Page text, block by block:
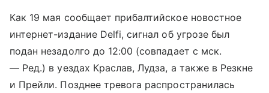
Как 19 мая сообщает прибалтийское новостное
интернет-издание Delfi, сигнал об угрозе был
подан незадолго до 12:00 (совпадает с мск.
— Ред.) в уездах Краслав, Лудза, а также в Резкне
и Прейли. Позднее тревога распространилась